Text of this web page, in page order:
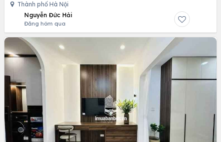
Thành phố Hà Nội
Nguyễn Đức Hải
Đăng hôm qua